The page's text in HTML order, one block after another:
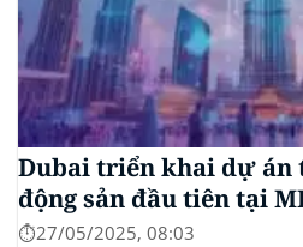
Dubai triển khai dự án
động sản đầu tiên tại
⏱️27/05/2025, 08:03